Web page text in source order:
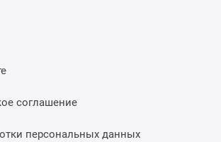
соглашение
персональных данных